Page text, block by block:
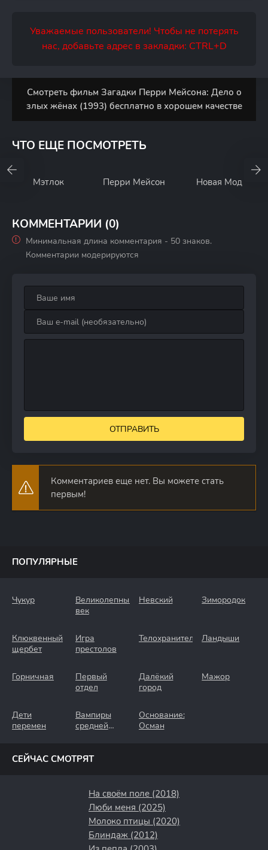
Уважаемые пользователи! Чтобы не потерять
нас, добавьте адрес в закладки: CTRL+D
Смотреть фильм Загадки Перри Мейсона: Дело о
злых жёнах (1993) бесплатно в хорошем качестве
ЧТО ЕЩЕ ПОСМОТРЕТЬ
Мэтлок Перри Мейсон Новая Мод
КОММЕНТАРИИ (0)
Минимальная длина комментария - 50 знаков.
Комментарии модерируются
ОТПРАВИТЬ
Комментариев еще нет. Вы можете стать
первым!
ПОПУЛЯРНЫЕ
Чукур
Великолепный
век
Невский Зимородок
Клюквенный
щербет
Игра
престолов
Телохранители Ландыши
Горничная
Первый
отдел
Далёкий
город
Мажор
Дети
перемен
Вампиры
средней
Основание:
Осман
СЕЙЧАС СМОТРЯТ
На своём поле (2018)
Люби меня (2025)
Молоко птицы (2020)
Блиндаж (2012)